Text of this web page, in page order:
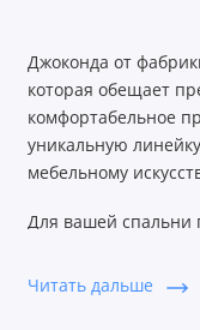
Джоконда от
которая обещает
комфортабельное
уникальную
мебельному
Для вашей спальни
комфортом,
Читать дальше